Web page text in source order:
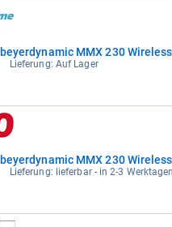
beyerdynamic MMX 230
Lieferung: Auf Lager
beyerdynamic MMX 230
Lieferung: lieferbar - in 2-3